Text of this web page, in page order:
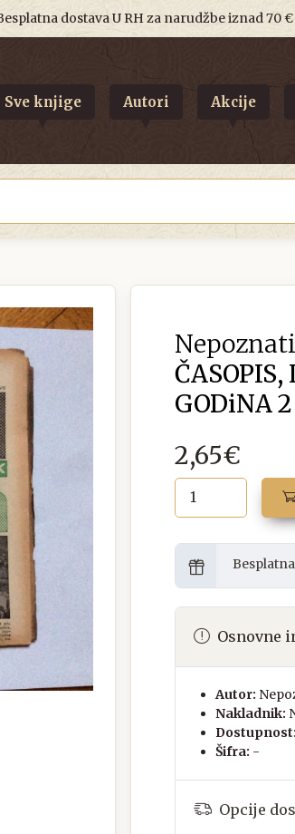
dostava U RH za narudžbe iznad 70 €
Sve knjige Autori Akcije
GODiNA 2
2,65€
Osnovne
Autor:
Nakladnik:
Dostupnost:
Šifra: -
Opcije